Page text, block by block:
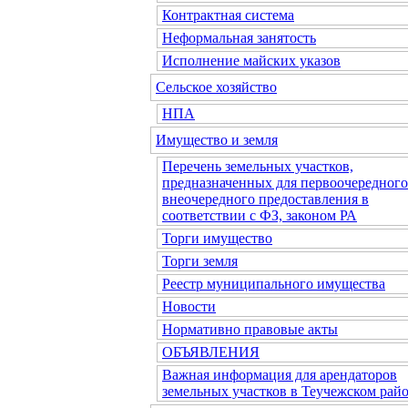
Контрактная система
Неформальная занятость
Исполнение майских указов
Сельское хозяйство
НПА
Имущество и земля
Перечень земельных участков,
предназначенных для
внеочередного предоставления в
соответствии с ФЗ, законом РА
Торги имущество
Торги земля
Реестр муниципального имущества
Новости
Нормативно правовые акты
ОБЪЯВЛЕНИЯ
Важная информация для арендаторов
земельных участков в Теучежском